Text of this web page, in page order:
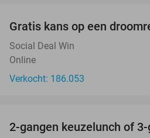
Gratis kans op een
Social Deal Win
Online
Verkocht: 186.053
2-gangen keuzelunch of